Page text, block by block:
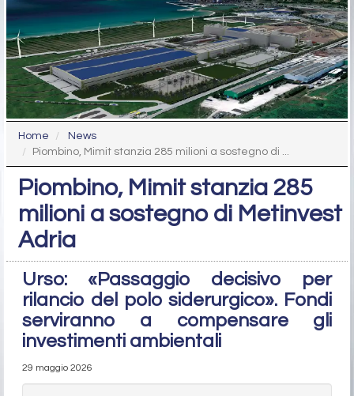
Home
News
Piombino, Mimit stanzia 285 milioni a sostegno di ...
Piombino, Mimit stanzia 285
milioni a sostegno di Metinvest
Adria
Urso: «Passaggio decisivo per
rilancio del polo siderurgico». Fondi
serviranno a compensare gli
investimenti ambientali
29 maggio 2026